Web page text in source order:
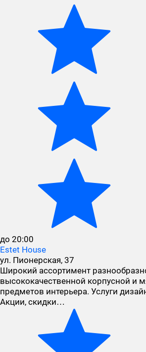
до 20:00
Estet House
ул. Пионерская, 37
Широкий ассортимент
высококачественной корпусной и
предметов интерьера. Услуги
Акции, скидки…